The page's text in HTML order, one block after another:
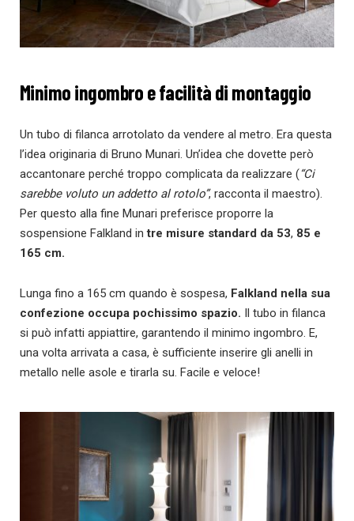
Minimo ingombro e facilità di montaggio
Un tubo di filanca arrotolato da vendere al metro. Era questa
l’idea originaria di Bruno Munari. Un’idea che dovette però
accantonare perché troppo complicata da realizzare (“Ci
sarebbe voluto un addetto al rotolo”, racconta il maestro).
Per questo alla fine Munari preferisce proporre la
sospensione Falkland intre misure standard da 53, 85 e
165 cm.
Lunga fino a 165 cm quando è sospesa, Falkland nella sua
confezione occupa pochissimo spazio. Il tubo in filanca
si può infatti appiattire, garantendo il minimo ingombro. E,
una volta arrivata a casa, è sufficiente inserire gli anelli in
metallo nelle asole e tirarla su. Facile e veloce!